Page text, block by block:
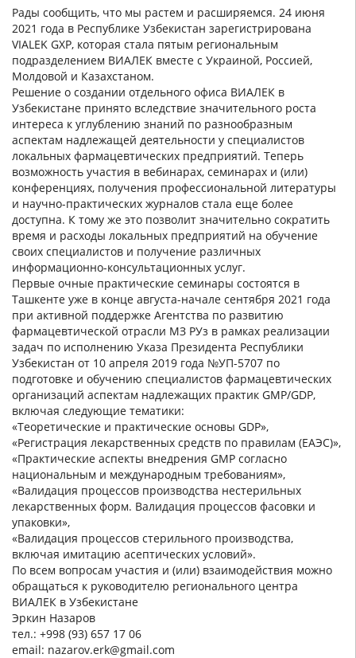
Рады сообщить, что мы растем и расширяемся. 24 июня
2021 года в Республике Узбекистан зарегистрирована
VIALEK GXP, которая стала пятым региональным
подразделением ВИАЛЕК вместе с Украиной, Россией,
Молдовой и Казахстаном.
Решение о создании отдельного офиса ВИАЛЕК в
Узбекистане принято вследствие значительного роста
интереса к углублению знаний по разнообразным
аспектам надлежащей деятельности у специалистов
локальных фармацевтических предприятий. Теперь
возможность участия в вебинарах, семинарах и (или)
конференциях, получения профессиональной литературы
и научно-практических журналов стала еще более
доступна. К тому же это позволит значительно сократить
время и расходы локальных предприятий на обучение
своих специалистов и получение различных
информационно-консультационных услуг.
Первые очные практические семинары состоятся в
Ташкенте уже в конце августа-начале сентября 2021 года
при активной поддержке Агентства по развитию
фармацевтической отрасли МЗ РУз в рамках реализации
задач по исполнению Указа Президента Республики
Узбекистан от 10 апреля 2019 года №УП-5707 по
подготовке и обучению специалистов фармацевтических
организаций аспектам надлежащих практик GMP/GDP,
включая следующие тематики:
«Теоретические и практические основы GDP»,
«Регистрация лекарственных средств по правилам (ЕАЭС)»,
«Практические аспекты внедрения GMP согласно
национальным и международным требованиям»,
«Валидация процессов производства нестерильных
лекарственных форм. Валидация процессов фасовки и
упаковки»,
«Валидация процессов стерильного производства,
включая имитацию асептических условий».
По всем вопросам участия и (или) взаимодействия можно
обращаться к руководителю регионального центра
ВИАЛЕК в Узбекистане
Эркин Назаров
тел.: +998 (93) 657 17 06
email: nazarov.erk@gmail.com